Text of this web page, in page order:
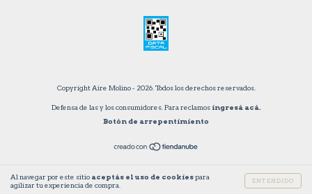
Al navegar por este sitio aceptás el uso de cookiespara
agilizar tu experiencia de compra.
ENTENDIDO
Copyright Aire Molino - 2026. Todos los derechos reservados.
Defensa de las y los consumidores. Para reclamos ingresá acá.
Botón de arrepentimiento